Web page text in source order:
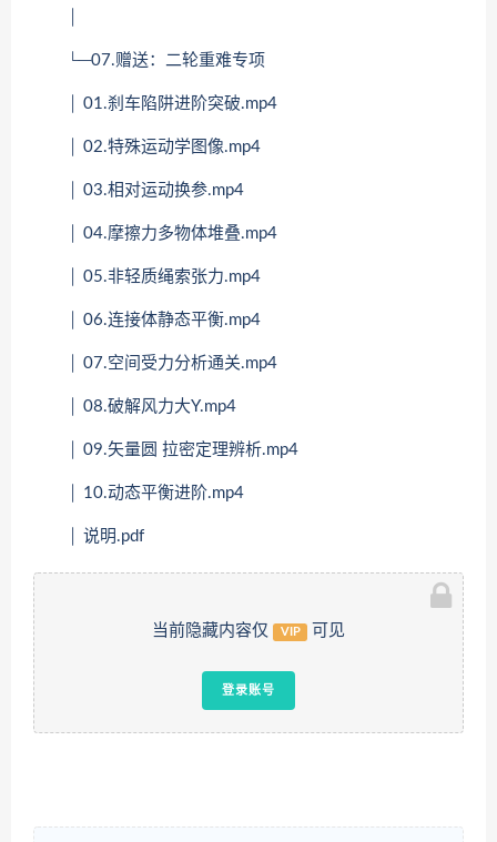
└─07.赠送：二轮重难专项
│ 01.刹车陷阱进阶突破.mp4
│ 02.特殊运动学图像.mp4
│ 03.相对运动换参.mp4
│ 04.摩擦力多物体堆叠.mp4
│ 05.非轻质绳索张力.mp4
│ 06.连接体静态平衡.mp4
│ 07.空间受力分析通关.mp4
│ 08.破解风力大Y.mp4
│ 09.矢量圆 拉密定理辨析.mp4
│ 10.动态平衡进阶.mp4
│ 说明.pdf
当前隐藏内容仅 VIP 可见
登录账号